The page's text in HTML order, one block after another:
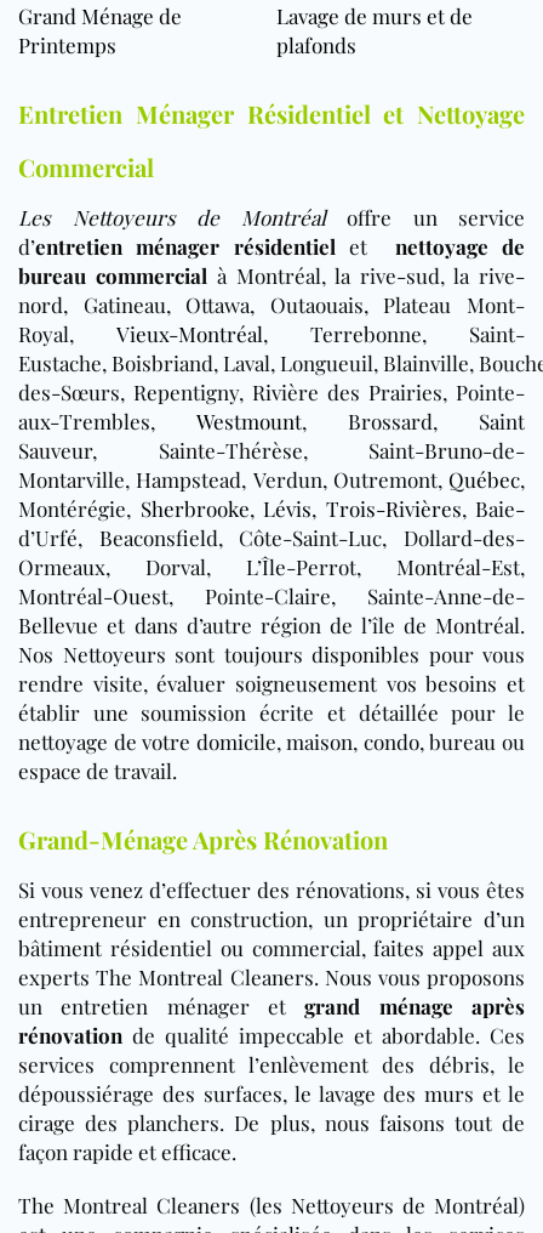
Grand Ménage de
Printemps
Lavage de murs et de
plafonds
Entretien Ménager Résidentiel et Nettoyage
Commercial
Les Nettoyeurs de Montréaloffre un service
d’entretien ménager résidentiel et nettoyage de
bureau commercial à Montréal, la rive-sud, la rive-
nord, Gatineau, Ottawa, Outaouais, Plateau Mont-
Royal, Vieux-Montréal, Terrebonne, Saint-
Eustache, Boisbriand, Laval, Longueuil, Blainville,
des-Sœurs, Repentigny, Rivière des Prairies, Pointe-
aux-Trembles, Westmount, Brossard, Saint
Sauveur, Sainte-Thérèse, Saint-Bruno-de-
Montarville, Hampstead, Verdun, Outremont, Québec,
Montérégie, Sherbrooke, Lévis, Trois-Rivières, Baie-
d’Urfé, Beaconsfield, Côte-Saint-Luc, Dollard-des-
Ormeaux, Dorval, L’Île-Perrot, Montréal-Est,
Montréal-Ouest, Pointe-Claire, Sainte-Anne-de-
Bellevue et dans d’autre région de l’île de Montréal.
Nos Nettoyeurs sont toujours disponibles pour vous
rendre visite, évaluer soigneusement vos besoins et
établir une soumission écrite et détaillée pour le
nettoyage de votre domicile, maison, condo, bureau ou
espace de travail.
Grand-Ménage Après Rénovation
Si vous venez d’effectuer des rénovations, si vous êtes
entrepreneur en construction, un propriétaire d’un
bâtiment résidentiel ou commercial, faites appel aux
experts The Montreal Cleaners. Nous vous proposons
un entretien ménager etgrand ménage après
rénovation de qualité impeccable et abordable. Ces
services comprennent l’enlèvement des débris, le
dépoussiérage des surfaces, le lavage des murs et le
cirage des planchers. De plus, nous faisons tout de
façon rapide et efficace.
The Montreal Cleaners (les Nettoyeurs de Montréal)